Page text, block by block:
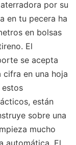
por su
en tu pecera ha
en bolsas
El
se acepta
en una hoja
están
sobre una
mucho
automática. El